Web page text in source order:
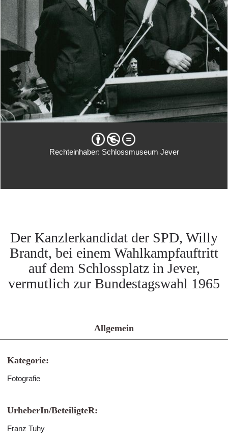
Rechteinhaber: Schlossmuseum Jever
Der Kanzlerkandidat der SPD, Willy
Brandt, bei einem Wahlkampfauftritt
auf dem Schlossplatz in Jever,
vermutlich zur Bundestagswahl 1965
Allgemein
Kategorie:
Fotografie
UrheberIn/BeteiligteR:
Franz Tuhy